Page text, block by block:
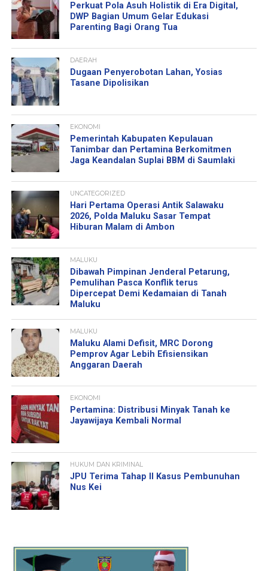
Perkuat Pola Asuh Holistik di Era Digital,
DWP Bagian Umum Gelar Edukasi
Parenting Bagi Orang Tua
DAERAH
Dugaan Penyerobotan Lahan, Yosias
Tasane Dipolisikan
EKONOMI
Pemerintah Kabupaten Kepulauan
Tanimbar dan Pertamina Berkomitmen
Jaga Keandalan Suplai BBM di Saumlaki
UNCATEGORIZED
Hari Pertama Operasi Antik Salawaku
2026, Polda Maluku Sasar Tempat
Hiburan Malam di Ambon
MALUKU
Dibawah Pimpinan Jenderal Petarung,
Pemulihan Pasca Konflik terus
Dipercepat Demi Kedamaian di Tanah
Maluku
MALUKU
Maluku Alami Defisit, MRC Dorong
Pemprov Agar Lebih Efisiensikan
Anggaran Daerah
EKONOMI
Pertamina: Distribusi Minyak Tanah ke
Jayawijaya Kembali Normal
HUKUM DAN KRIMINAL
JPU Terima Tahap II Kasus Pembunuhan
Nus Kei